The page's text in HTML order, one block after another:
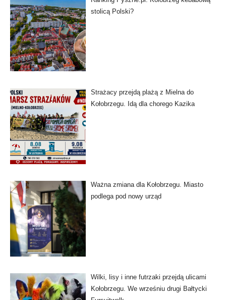
stolicą Polski?
Strażacy przejdą plażą z Mielna do
Kołobrzegu. Idą dla chorego Kazika
Ważna zmiana dla Kołobrzegu. Miasto
podlega pod nowy urząd
Wilki, lisy i inne futrzaki przejdą ulicami
Kołobrzegu. We wrześniu drugi Bałtycki